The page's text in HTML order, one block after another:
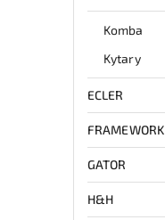
Komba
Kytary
ECLER
FRAMEWORK
GATOR
H&H